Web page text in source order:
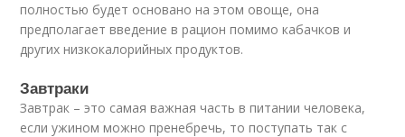
полностью будет основано на этом овоще, она
предполагает введение в рацион помимо кабачков и
других низкокалорийных продуктов.
Завтраки
Завтрак – это самая важная часть в питании человека,
если ужином можно пренебречь, то поступать так с